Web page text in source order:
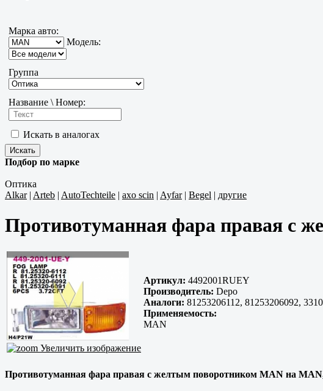
Марка авто:
Модель:
Группа
Название \ Номер:
Искать в аналогах
Подбор по марке
Оптика
Alkar| Arteb | AutoTechteile | axo scin | Ayfar| Begel | другие
Противотуманная фара правая с
Увеличить изображение
Артикул: 4492001RUEY
Производитель: Depo
Аналоги: 81253206112, 81253206092,
Применяемость:
MAN
Противотуманная фара правая с желтым поворотником MAN на MAN,